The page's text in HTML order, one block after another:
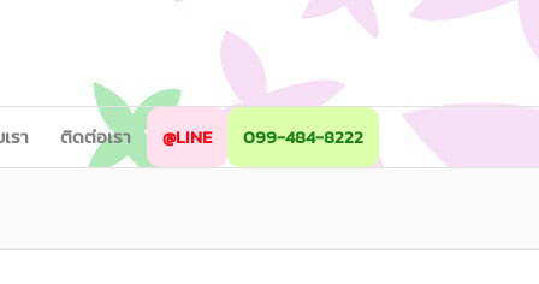
รา ติดต่อเรา @LINE 099-484-8222